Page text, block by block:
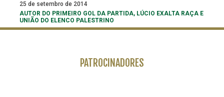
25 de setembro de 2014
AUTOR DO PRIMEIRO GOL DA PARTIDA, LÚCIO EXALTA RAÇA E
UNIÃO DO ELENCO PALESTRINO
PATROCINADORES